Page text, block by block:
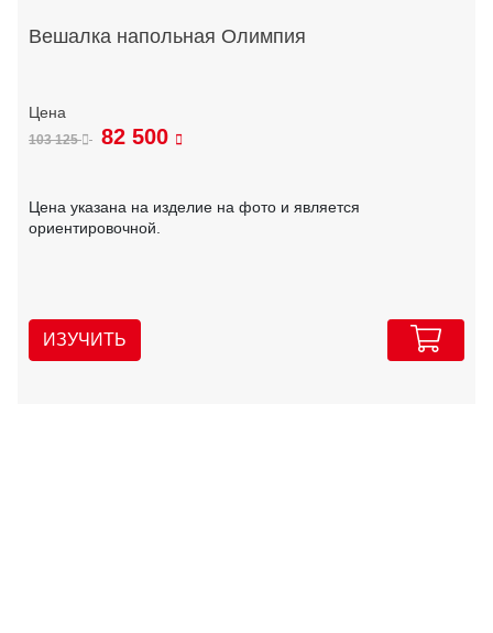
Вешалка напольная Олимпия
103 125 82 500
Цена указана на изделие на фото и является
ориентировочной.
ИЗУЧИТЬ